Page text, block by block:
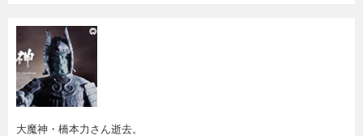
大魔神・橋本力さん逝去。